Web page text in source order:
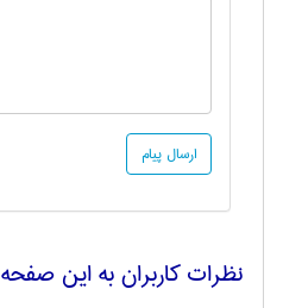
نظرات کاربران به این صفحه